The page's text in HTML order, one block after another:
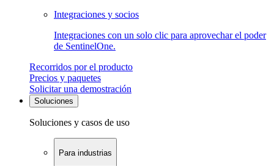
Integraciones y socios
Integraciones con un solo clic para aprovechar el poder
de SentinelOne.
Recorridos por el producto
Precios y paquetes
Solicitar una demostración
Soluciones
Soluciones y casos de uso
Para industrias